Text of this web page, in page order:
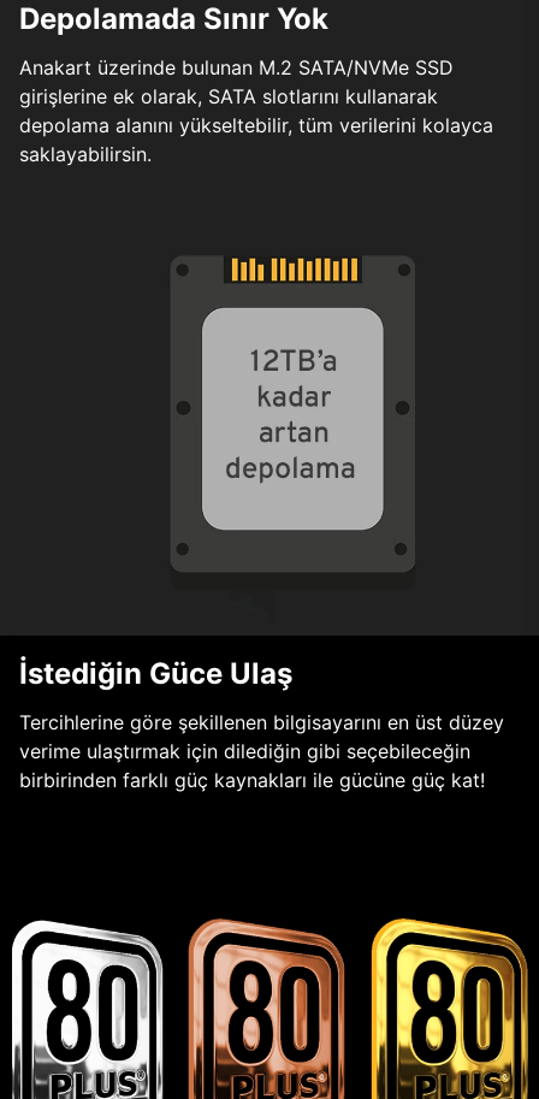
Depolamada Sınır Yok
Anakart üzerinde bulunan M.2 SATA/NVMe SSD
girişlerine ek olarak, SATA slotlarını kullanarak
depolama alanını yükseltebilir, tüm verilerini kolayca
saklayabilirsin.
İstediğin Güce Ulaş
Tercihlerine göre şekillenen bilgisayarını en üst düzey
verime ulaştırmak için dilediğin gibi seçebileceğin
birbirinden farklı güç kaynakları ile gücüne güç kat!